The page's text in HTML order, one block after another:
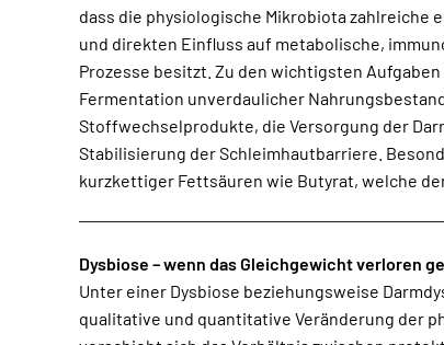
dass die physiologische Mikrobiota zahlreiche
und direkten Einfluss auf metabolische,
Prozesse besitzt. Zu den wichtigsten
Fermentation unverdaulicher
Stoffwechselprodukte, die Versorgung der
Stabilisierung der Schleimhautbarriere.
kurzkettiger Fettsäuren wie Butyrat, welche
Faktoren beeinflusst. Fütterung,
Medikamentengaben, Umweltfaktoren und
können das bakterielle Gleichgewicht nachhaltig
Tiere reagieren häufig sensibel auf
antibiotische Therapien. Dysbiosen entstehen
Dysbiose – wenn das Gleichgewicht verloren
Unter einer Dysbiose beziehungsweise
qualitative und quantitative Veränderung der
Flatulenzen, chronische Verdauungsstörungen
gehören ebenso dazu wie Haut- und